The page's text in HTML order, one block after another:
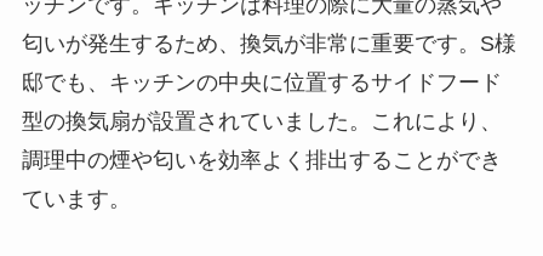
匂いが発生するため、換気が非常に重要です。S様
邸でも、キッチンの中央に位置するサイドフード
型の換気扇が設置されていました。これにより、
調理中の煙や匂いを効率よく排出することができ
ています。